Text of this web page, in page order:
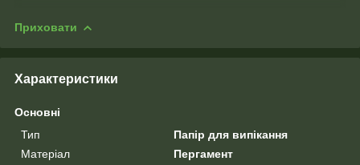
Приховати
Характеристики
Основні
Тип
Папір для випікання
Матеріал
Пергамент